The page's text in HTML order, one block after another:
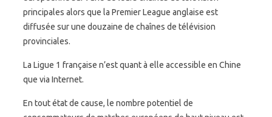
principales alors que la Premier League anglaise est
diffusée sur une douzaine de chaînes de télévision
provinciales.
La Ligue 1 française n’est quant à elle accessible en Chine
que via Internet.
En tout état de cause, le nombre potentiel de